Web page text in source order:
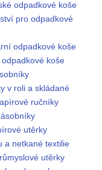
odpadkové koše
pro odpadkové
odpadkové koše
odpadkové koše
v roli a skládané
ručníky
utěrky
a netkané textilie
utěrky